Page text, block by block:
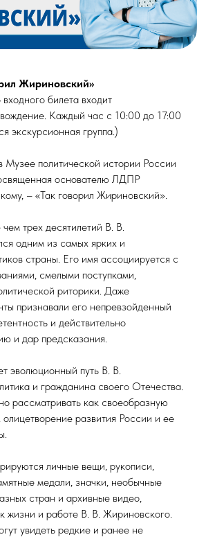
Жириновский»
билета входит
Каждый час с 10:00 до 17:00
экскурсионная группа.)
политической истории России
основателю ЛДПР
– «Так говорил Жириновский».
трех десятилетий В. В.
одним из самых ярких и
страны. Его имя ассоциируется с
смелыми поступками,
риторики. Даже
признавали его непревзойденный
и действительно
и дар предсказания.
эволюционный путь В. В.
и гражданина своего Отечества.
рассматривать как своеобразную
развития России и ее
личные вещи, рукописи,
медали, значки, необычные
стран и архивные видео,
жизни и работе В. В. Жириновского.
увидеть редкие и ранее не